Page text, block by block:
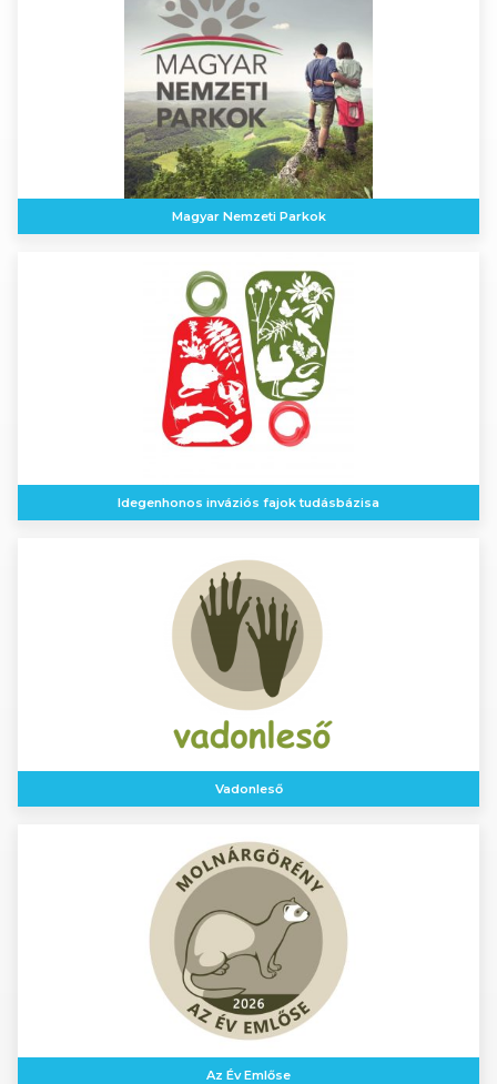
Magyar Nemzeti Parkok
Idegenhonos inváziós fajok tudásbázisa
Vadonleső
Az Év Emlőse